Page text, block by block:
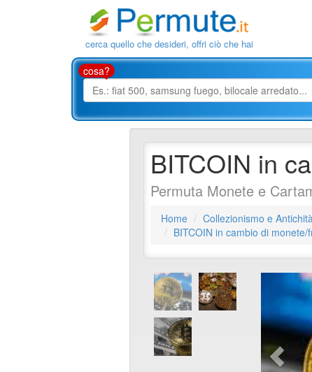
cerca quello che desideri, offri ciò che hai
cosa?
BITCOIN in
Permuta Monete e
Home Collezionismo e
BITCOIN in cambio di monete/